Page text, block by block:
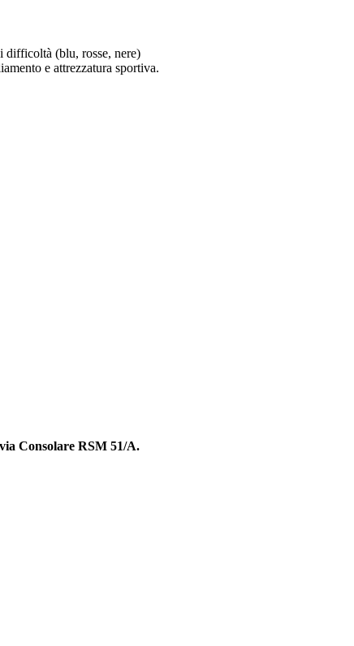
difficoltà (blu, rosse, nere)
e attrezzatura sportiva.
Consolare RSM 51/A.